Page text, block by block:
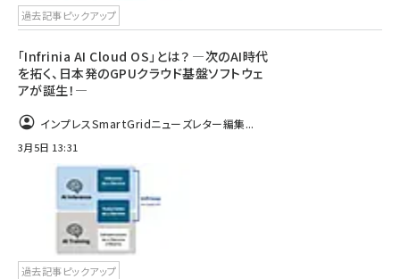
過去記事ピックアップ
「Infrinia AI Cloud OS」とは？ ―次のAI時代
を拓く、日本発のGPUクラウド基盤ソフトウェ
アが誕生！―
インプレスSmartGridニューズレター編集...
3月5日 13:31
過去記事ピックアップ